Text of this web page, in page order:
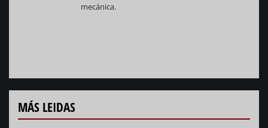
mecánica.
MÁS LEIDAS